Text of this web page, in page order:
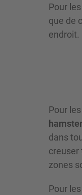
Pour les
que de
endroit.
Pour
dans
zones
Pour les